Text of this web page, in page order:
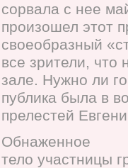
сорвала с нее
произошел этот
своеобразный
все зрители, что
зале. Нужно ли
публика была в
прелестей
Обнаженное
тело участницы